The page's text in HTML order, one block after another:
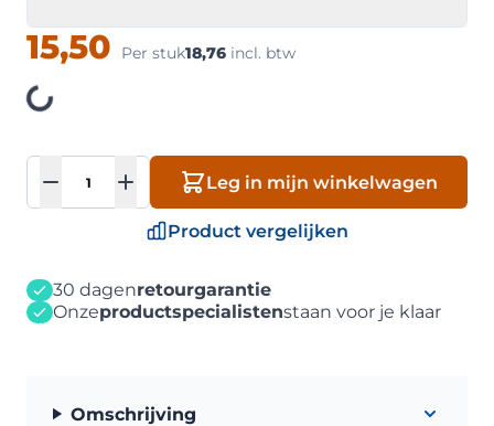
15,50 Per stuk18,76 incl. btw
Loading
Aantal
Leg in mijn winkelwagen
Product vergelijken
30 dagenretourgarantie
Onzeproductspecialistenstaan voor je klaar
Omschrijving